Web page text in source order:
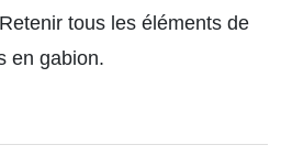
Retenir tous les éléments de
en gabion.